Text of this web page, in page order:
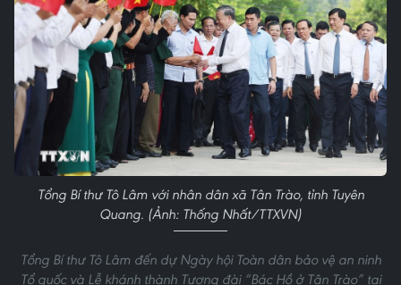
Tổng Bí thư Tô Lâm với nhân dân xã Tân Trào, tỉnh Tuyên
Quang. (Ảnh: Thống Nhất/TTXVN)
Tổng Bí thư Tô Lâm đến dự Ngày hội Toàn dân bảo vệ an ninh
Tổ quốc và Lễ khánh thành Tượng đài “Bác Hồ ở Tân Trào” tại